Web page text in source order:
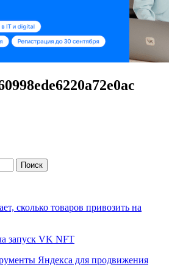
сколько товаров привозить на
запуск VK NFT
Яндекса для продвижения